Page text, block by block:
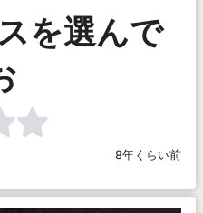
を選んで
8年くらい前